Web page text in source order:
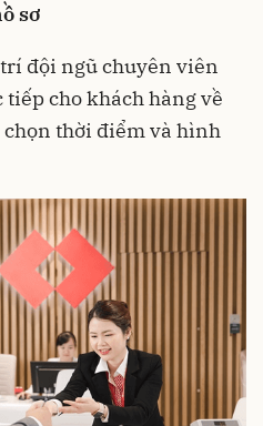
sơ
đội ngũ chuyên viên
cho khách hàng về
chọn thời điểm và hình